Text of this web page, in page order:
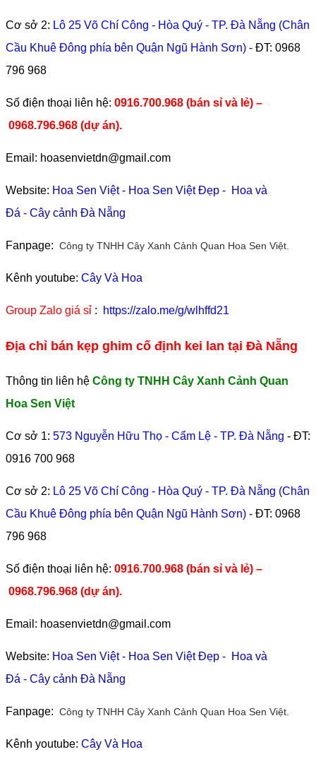
Cơ sở 2: Lô 25 Võ Chí Công - Hòa Quý - TP. Đà Nẵng (Chân
Cầu Khuê Đông phía bên Quận Ngũ Hành Sơn) - ĐT: 0968
796 968
​Số điện thoại liên hệ: 0916.700.968 (bán sỉ và lẻ) –
0968.796.968 (dự án).
Email: hoasenvietdn@gmail.com
Website: Hoa Sen Việt- Hoa Sen Việt Đẹp - Hoa và
Đá - Cây cảnh Đà Nẵng
Fanpage: Công ty TNHH Cây Xanh Cảnh Quan Hoa Sen Việt.
Kênh youtube: Cây Và Hoa
Group Zalo giá sỉ : https://zalo.me/g/wlhffd21
Địa chỉ bán kẹp ghim cố định kei lan tại Đà Nẵng
Thông tin liên hệ Công ty TNHH Cây Xanh Cảnh Quan
Hoa Sen Việt
Cơ sở 1: 573 Nguyễn Hữu Thọ - Cẩm Lệ - TP. Đà Nẵng - ĐT:
0916 700 968
Cơ sở 2: Lô 25 Võ Chí Công - Hòa Quý - TP. Đà Nẵng (Chân
Cầu Khuê Đông phía bên Quận Ngũ Hành Sơn) - ĐT: 0968
796 968
​Số điện thoại liên hệ: 0916.700.968 (bán sỉ và lẻ) –
0968.796.968 (dự án).
Email: hoasenvietdn@gmail.com
Website: Hoa Sen Việt- Hoa Sen Việt Đẹp - Hoa và
Đá - Cây cảnh Đà Nẵng
Fanpage: Công ty TNHH Cây Xanh Cảnh Quan Hoa Sen Việt.
Kênh youtube: Cây Và Hoa